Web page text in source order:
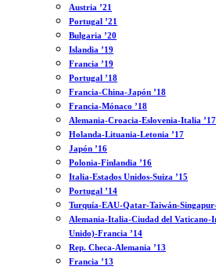
Austria ’21
Portugal ’21
Bulgaria ’20
Islandia ’19
Francia ’19
Portugal ’18
Francia-China-Japón ’18
Francia-Mónaco ’18
Alemania-Croacia-Eslovenia-Italia ’17
Holanda-Lituania-Letonia ’17
Japón ’16
Polonia-Finlandia ’16
Italia-Estados Unidos-Suiza ’15
Portugal ’14
Turquía-EAU-Qatar-Taiwán-
Alemania-Italia-Ciudad del
Unido)-Francia ’14
Rep. Checa-Alemania ’13
Francia ’13